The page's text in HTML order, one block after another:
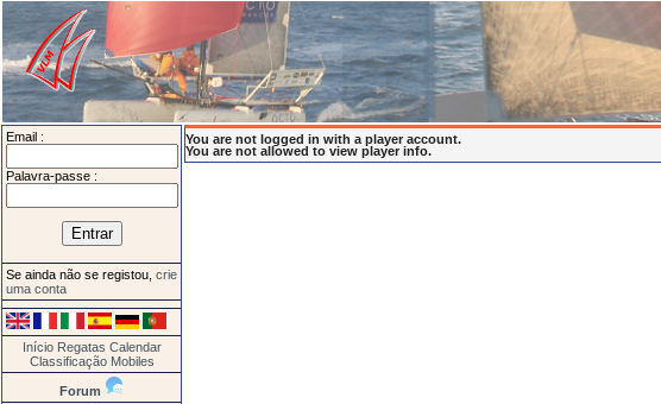
Email :
Palavra-passe :
Se ainda não se registou, crie
uma conta
Início Regatas Calendar
Classificação Mobiles
Forum
You are not logged in with a player account.
You are not allowed to view player info.